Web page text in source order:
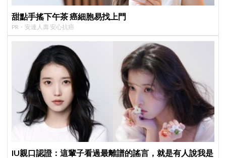
甜點手搖下午茶 癌細胞易找上門
PR・安達人壽 安心抗癌
IU親口認證：這輩子看過最離譜的謠言，就是有人說我是